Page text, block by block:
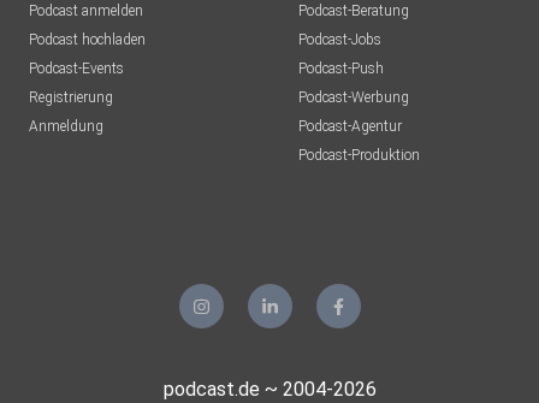
Podcast anmelden
Podcast hochladen
Podcast-Events
Registrierung
Anmeldung
Podcast-Beratung
Podcast-Jobs
Podcast-Push
Podcast-Werbung
Podcast-Agentur
Podcast-Produktion
podcast.de ~ 2004-2026